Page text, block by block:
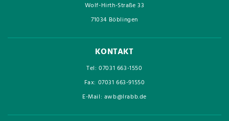
Wolf-Hirth-Straße 33
71034 Böblingen
KONTAKT
Tel: 07031 663-1550
Fax: 07031 663-91550
E-Mail: awb@lrabb.de